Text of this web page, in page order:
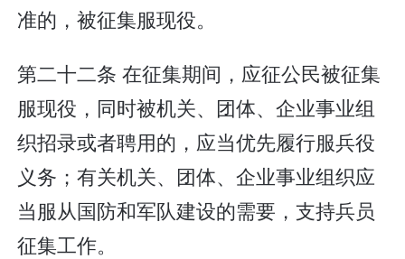
准的，被征集服现役。
第二十二条 在征集期间，应征公民被征集
服现役，同时被机关、团体、企业事业组
织招录或者聘用的，应当优先履行服兵役
义务；有关机关、团体、企业事业组织应
当服从国防和军队建设的需要，支持兵员
征集工作。